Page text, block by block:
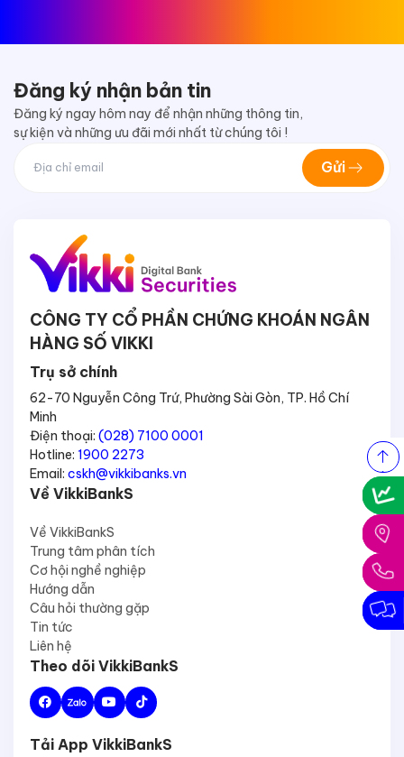
Đăng ký nhận bản tin
Đăng ký ngay hôm nay để nhận những thông tin,
sự kiện và những ưu đãi mới nhất từ chúng tôi !
Gửi
CÔNG TY CỔ PHẦN CHỨNG KHOÁN NGÂN
HÀNG SỐ VIKKI
Trụ sở chính
62-70 Nguyễn Công Trứ, Phường Sài Gòn, TP. Hồ Chí
Minh
Điện thoại: (028) 7100 0001
Hotline: 1900 2273
Email: cskh@vikkibanks.vn
Về VikkiBankS
Về VikkiBankS
Trung tâm phân tích
Cơ hội nghề nghiệp
Hướng dẫn
Câu hỏi thường gặp
Tin tức
Liên hệ
Theo dõi VikkiBankS
Tải App VikkiBankS